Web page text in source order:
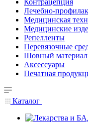
Контрацепция
Лечебно-
Медицинская
Медицинские
Репелленты
Перевязочные
Шовный материал
Аксессуары
Печатная
Каталог